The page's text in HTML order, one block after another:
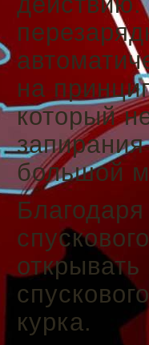
на
который
большой
курка.